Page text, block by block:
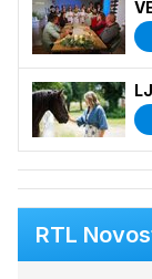
RTL